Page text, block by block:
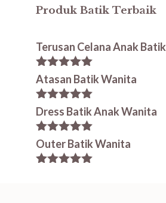
Produk Batik Terbaik
Terusan Celana Anak Batik
5.00out of
5
Atasan Batik Wanita
5.00out of
5
Dress Batik Anak Wanita
5.00out of
5
Outer Batik Wanita